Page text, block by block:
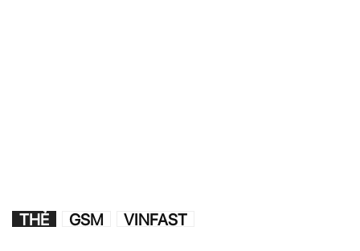
THẺ GSM VINFAST